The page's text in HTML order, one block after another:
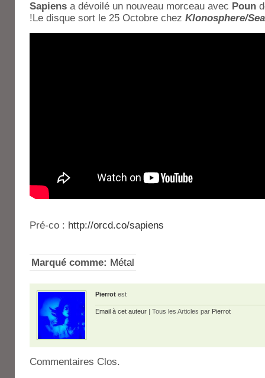
Sapiens a dévoilé un nouveau morceau avec Poun
!Le disque sort le 25 Octobre chez Klonosphere/
Pré-co : http://orcd.co/sapiens
Marqué comme: Métal
Pierrot est
Email à cet auteur | Tous les Articles par Pierrot
Commentaires Clos.